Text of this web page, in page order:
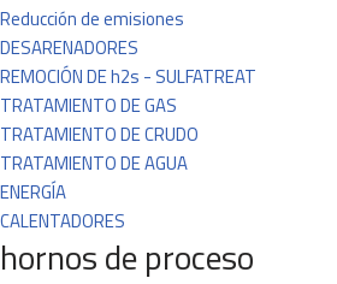
Reducción de emisiones
DESARENADORES
REMOCIÓN DE h2s - SULFATREAT
TRATAMIENTO DE GAS
TRATAMIENTO DE CRUDO
TRATAMIENTO DE AGUA
ENERGÍA
CALENTADORES
hornos de proceso